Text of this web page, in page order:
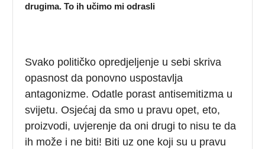
drugima. To ih učimo mi odrasli
Svako političko opredjeljenje u sebi skriva
opasnost da ponovno uspostavlja
antagonizme. Odatle porast antisemitizma u
svijetu. Osjećaj da smo u pravu opet, eto,
proizvodi, uvjerenje da oni drugi to nisu te da
ih može i ne biti! Biti uz one koji su u pravu